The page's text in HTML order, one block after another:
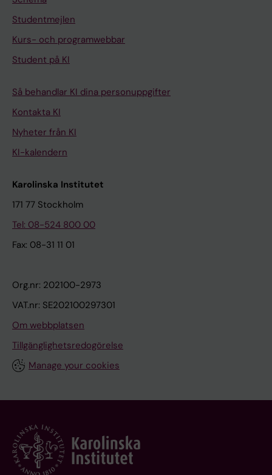
Studentmejlen
Kurs- och programwebbar
Student på KI
Så behandlar KI dina personuppgifter
Kontakta KI
Nyheter från KI
KI-kalendern
Karolinska Institutet
171 77 Stockholm
Tel: 08-524 800 00
Fax: 08-31 11 01
Org.nr: 202100-2973
VAT.nr: SE202100297301
Om webbplatsen
Tillgänglighetsredogörelse
Manage your cookies